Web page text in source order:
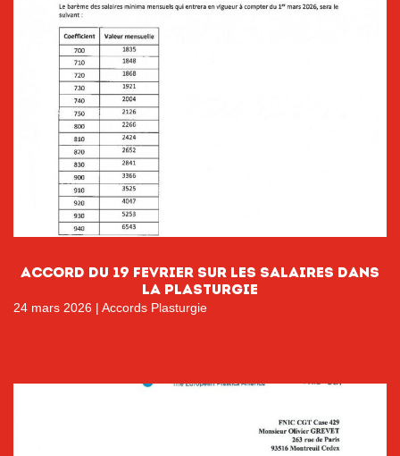
ACCORD DU 19 FEVRIER SUR LES SALAIRES DANS
LA PLASTURGIE
24 mars 2026 | Accords Plasturgie